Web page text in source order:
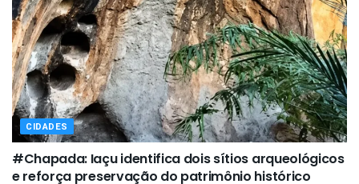
CIDADES
#Chapada: Iaçu identifica dois sítios arqueológicos
e reforça preservação do patrimônio histórico